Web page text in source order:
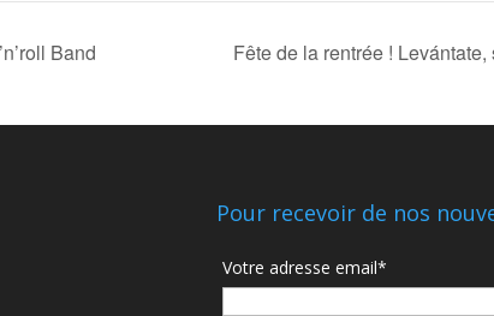
Band Fête de la rentrée !
Pour recevoir de nos
Votre adresse email*